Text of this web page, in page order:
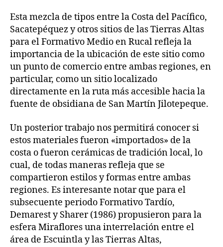
Esta mezcla de tipos entre la Costa del Pacífico,
Sacatepéquez y otros sitios de las Tierras Altas
para el Formativo Medio en Rucal refleja la
importancia de la ubicación de este sitio como
un punto de comercio entre ambas regiones, en
particular, como un sitio localizado
directamente en la ruta más accesible hacia la
fuente de obsidiana de San Martín Jilotepeque.
Un posterior trabajo nos permitirá conocer si
estos materiales fueron «importados» de la
costa o fueron cerámicas de tradición local, lo
cual, de todas maneras refleja que se
compartieron estilos y formas entre ambas
regiones. Es interesante notar que para el
subsecuente periodo Formativo Tardío,
Demarest y Sharer (1986) propusieron para la
esfera Miraflores una interrelación entre el
área de Escuintla y las Tierras Altas,